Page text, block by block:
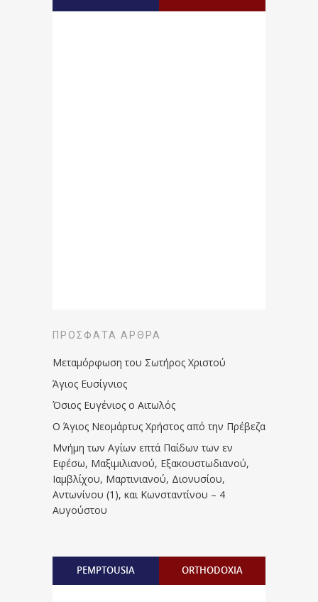
ΠΡΌΣΦΑΤΑ ΆΡΘΡΑ
Μεταμόρφωση του Σωτήρος Χριστού
Άγιος Ευσίγνιος
Όσιος Ευγένιος ο Αιτωλός
Ο Άγιος Νεομάρτυς Χρήστος από την Πρέβεζα
Μνήμη των Aγίων επτά Παίδων των εν
Eφέσω, Mαξιμιλιανού, Eξακουστωδιανού,
Iαμβλίχου, Mαρτινιανού, Διονυσίου,
Aντωνίνου (1), και Kωνσταντίνου – 4
Αυγούστου
PEMPTOUSIA ORTHODOXIA